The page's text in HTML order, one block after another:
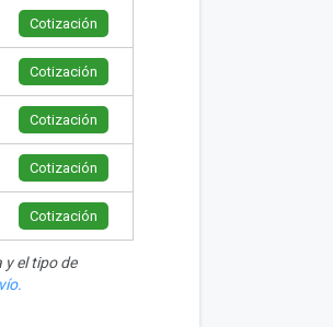
Cotización
Cotización
Cotización
Cotización
Cotización
el tipo de